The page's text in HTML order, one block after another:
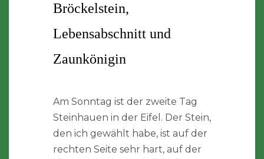
Bröckelstein,
Lebensabschnitt und
Zaunkönigin
Am Sonntag ist der zweite Tag
Steinhauen in der Eifel. Der Stein,
den ich gewählt habe, ist auf der
rechten Seite sehr hart, auf der